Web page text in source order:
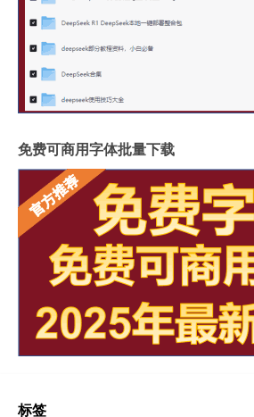
免费可商用字体批量下载
标签